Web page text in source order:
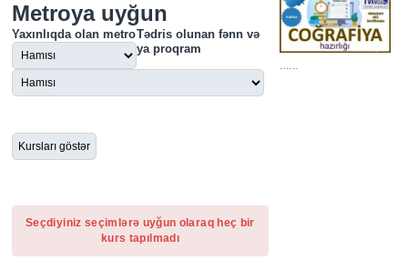
Metroya uyğun
Yaxınlıqda olan metroTədris olunan fənn və
ya proqram
Seçdiyiniz seçimlərə uyğun olaraq heç bir
kurs tapılmadı
......